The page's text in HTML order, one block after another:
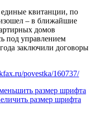
квитанции, по
– в ближайшие
домов
под управлением
заключили договоры
povestka/160737/